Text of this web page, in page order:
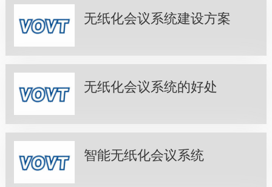
无纸化会议系统建设方案
无纸化会议系统的好处
智能无纸化会议系统